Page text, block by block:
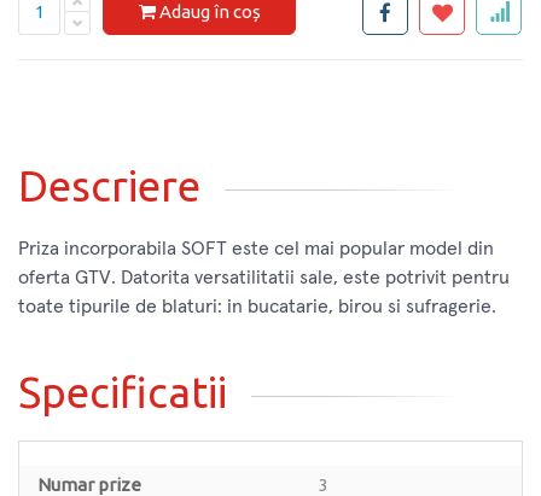
Adaug în coș
Descriere
Priza incorporabila SOFT este cel mai popular model din
oferta GTV. Datorita versatilitatii sale, este potrivit pentru
toate tipurile de blaturi: in bucatarie, birou si sufragerie.
Specificatii
Numar prize
3